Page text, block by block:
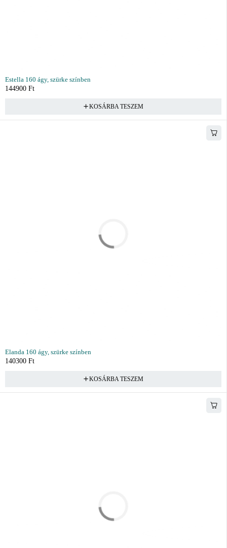
Estella 160 ágy, szürke színben
144900 Ft
KOSÁRBA TESZEM
Elanda 160 ágy, szürke színben
140300 Ft
KOSÁRBA TESZEM